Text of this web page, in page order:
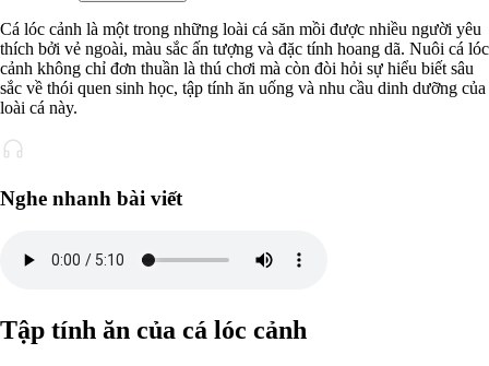
Cá lóc cảnh là một trong những loài cá săn mồi được nhiều người yêu
thích bởi vẻ ngoài, màu sắc ấn tượng và đặc tính hoang dã. Nuôi cá lóc
cảnh không chỉ đơn thuần là thú chơi mà còn đòi hỏi sự hiểu biết sâu
sắc về thói quen sinh học, tập tính ăn uống và nhu cầu dinh dưỡng của
loài cá này.
Nghe nhanh bài viết
Tập tính ăn của cá lóc cảnh